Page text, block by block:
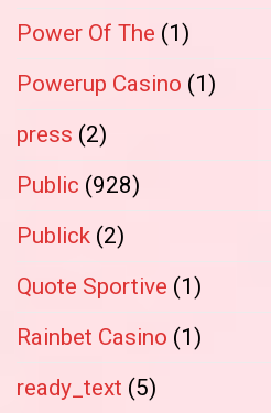
Power Of The (1)
Powerup Casino (1)
press (2)
Public (928)
Publick (2)
Quote Sportive (1)
Rainbet Casino (1)
ready_text (5)